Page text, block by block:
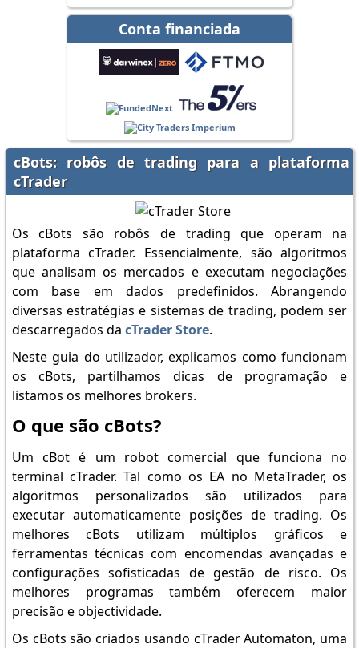
Conta financiada
cBots: robôs de trading para a plataforma
cTrader
Os cBots são robôs de trading que operam na
plataforma cTrader. Essencialmente, são algoritmos
que analisam os mercados e executam negociações
com base em dados predefinidos. Abrangendo
diversas estratégias e sistemas de trading, podem ser
descarregados da cTrader Store.
Neste guia do utilizador, explicamos como funcionam
os cBots, partilhamos dicas de programação e
listamos os melhores brokers.
O que são cBots?
Um cBot é um robot comercial que funciona no
terminal cTrader. Tal como os EA no MetaTrader, os
algoritmos personalizados são utilizados para
executar automaticamente posições de trading. Os
melhores cBots utilizam múltiplos gráficos e
ferramentas técnicas com encomendas avançadas e
configurações sofisticadas de gestão de risco. Os
melhores programas também oferecem maior
precisão e objectividade.
Os cBots são criados usando cTrader Automaton, uma